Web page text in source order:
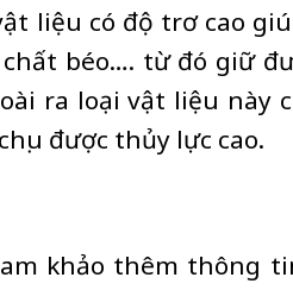
liệu có độ trơ cao
béo…. từ đó giữ
ra loại vật liệu này
được thủy lực cao.
khảo thêm thông